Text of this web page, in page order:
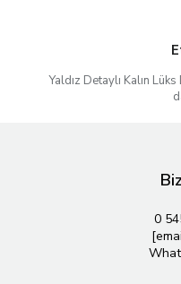
Yaldız Detaylı Kalın
0